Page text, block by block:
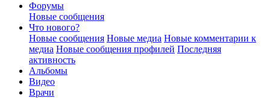
Форумы
Новые сообщения
Что нового?
Новые сообщения Новые медиа Новые комментарии к
медиа Новые сообщения профилей Последняя
активность
Альбомы
Видео
Врачи